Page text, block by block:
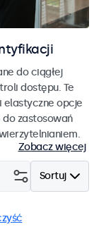
do ciągłej
dostępu. Te
elastyczne opcje
do zastosowań
Zobacz więcej
Sortuj